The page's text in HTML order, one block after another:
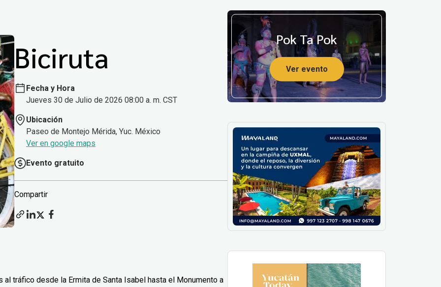
Biciruta
Fecha y Hora
Jueves 30 de Julio de 2026 08:00 a. m. CST
Ubicación
Paseo de Montejo Mérida, Yuc. México
Ver en google maps
Evento gratuito
Compartir
al tráfico desde la Ermita de Santa Isabel hasta el Monumento a
Pok Ta Pok
Ver evento